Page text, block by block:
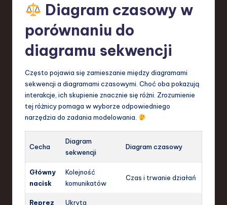
Diagram czasowy w
porównaniu do
diagramu sekwencji
Często pojawia się zamieszanie między diagramami
sekwencji a diagramami czasowymi. Choć oba pokazują
interakcje, ich skupienie znacznie się różni. Zrozumienie
tej różnicy pomaga w wyborze odpowiedniego
narzędzia do zadania modelowania.
Cecha
Diagram
sekwencji
Diagram czasowy
Główny
nacisk
Kolejność
komunikatów
Czas i trwanie działań
Reprez
Ukryta